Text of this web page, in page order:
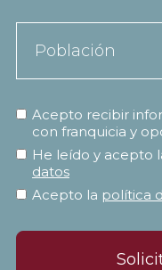
Acepto recibir
con franquicia y
He leído y acepto
datos
Acepto la política